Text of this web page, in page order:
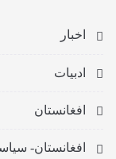
اخبار
ادبیات
افغانستان
افغانستان-